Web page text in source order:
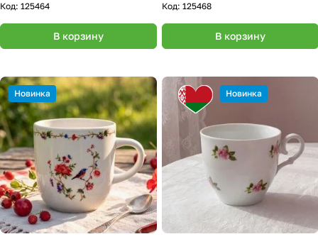
Код: 125464
В корзину
Код: 125468
В корзину
Новинка Новинка